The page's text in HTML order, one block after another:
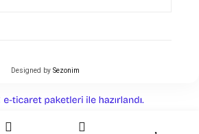
Designed by Sezonim
ideasoft
e-